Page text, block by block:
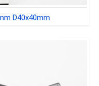
D40x40mm